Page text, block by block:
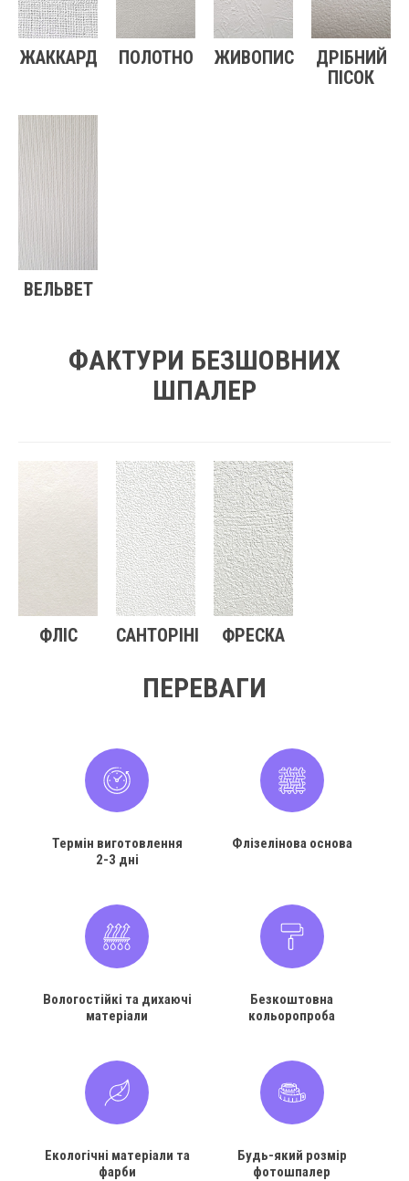
ЖАККАРД ПОЛОТНО ЖИВОПИС
ДРІБНИЙ
ПІСОК
ВЕЛЬВЕТ
ФАКТУРИ БЕЗШОВНИХ
ШПАЛЕР
ФЛІС САНТОРІНІ ФРЕСКА
ПЕРЕВАГИ
Термін виготовлення
2-3 дні
Флізелінова основа
Вологостійкі та дихаючі
матеріали
Безкоштовна
кольоропроба
Екологічні матеріали та
фарби
Будь-який розмір
фотошпалер